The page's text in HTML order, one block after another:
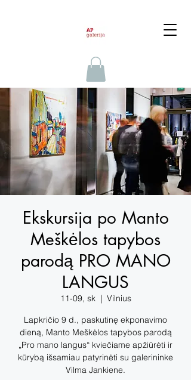
Ekskursija po Manto
Meškėlos tapybos
parodą PRO MANO
LANGUS
11-09, sk
  |
Vilnius
Lapkričio 9 d., paskutinę ekponavimo
dieną, Manto Meškėlos tapybos parodą
„Pro mano langus“ kviečiame apžiūrėti ir
kūrybą išsamiau patyrinėti su galerininke
Vilma Jankiene.